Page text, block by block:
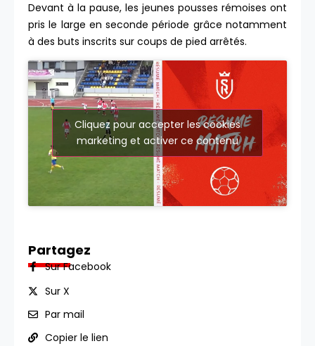
Devant à la pause, les jeunes pousses rémoises ont
pris le large en seconde période grâce notamment
à des buts inscrits sur coups de pied arrêtés.
Cliquez pour accepter les cookies
marketing et activer ce contenu
Partagez
Sur Facebook
Sur X
Par mail
Copier le lien